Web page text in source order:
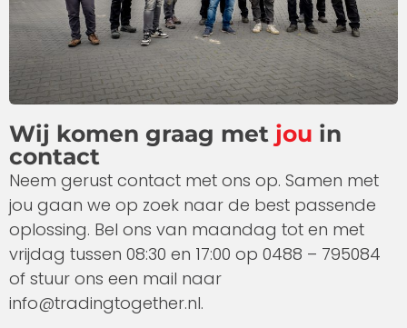
Wij komen graag met jou in
contact
Neem gerust contact met ons op. Samen met
jou gaan we op zoek naar de best passende
oplossing. Bel ons van maandag tot en met
vrijdag tussen 08:30 en 17:00 op 0488 – 795084
of stuur ons een mail naar
info@tradingtogether.nl.